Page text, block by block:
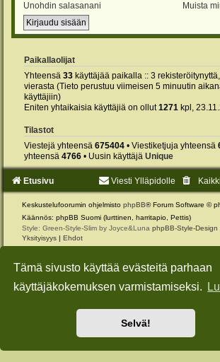
Tämä sivusto käyttää evästeitä parhaan
käyttäjäkokemuksen varmistamiseksi.
Selvä!
Unohdin salasanani Muista
Paikallaolijat
Yhteensä 33 käyttäjää paikalla :: 3
vierasta (Tieto perustuu viimeisen 5 minuutin
käyttäjiin)
Eniten yhtaikaisia käyttäjiä on ollut1271 kpl,
Tilastot
Viestejä yhteensä 675404 • Viestiketjuja yhteensä
yhteensä 4766 • Uusin käyttäjä Unique
Etusivu Viesti Ylläpidolle
Keskustelufoorumin ohjelmisto phpBB® Forum Software ©
Käännös: phpBB Suomi (lurttinen, harritapio, Pettis)
Style: Green-Style-Slim by Joyce&Luna phpBB-Style-Design
Yksityisyys | Ehdot